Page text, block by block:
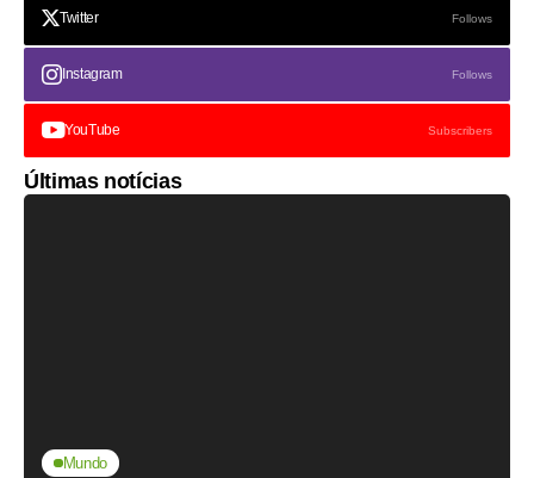
Twitter Follows
Instagram Follows
YouTube Subscribers
Últimas notícias
Mundo